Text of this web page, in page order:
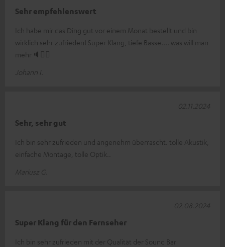
Sehr empfehlenswert
Ich habe mir das Ding gut vor einem Monat bestellt und bin
wirklich sehr zufrieden! Super Klang, tiefe Bässe.... was will man
mehr🔈👍🏼
Johann I.
Sehr, sehr gut
Ich bin sehr zufrieden und angenehm überrascht. tolle Akustik,
einfache Montage, tolle Optik..
Mariusz G.
02.11.2024
Super Klang für den Fernseher
Ich bin sehr zufrieden mit der Qualität der Sound Bar
02.08.2024